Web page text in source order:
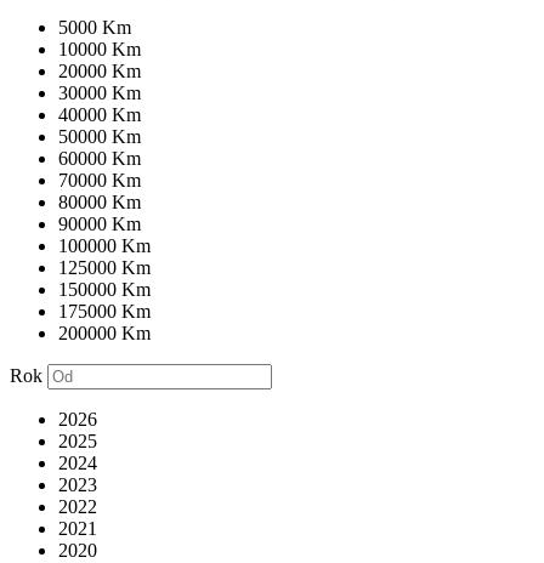
5000 Km
10000 Km
20000 Km
30000 Km
40000 Km
50000 Km
60000 Km
70000 Km
80000 Km
90000 Km
100000 Km
125000 Km
150000 Km
175000 Km
200000 Km
Rok
2026
2025
2024
2023
2022
2021
2020